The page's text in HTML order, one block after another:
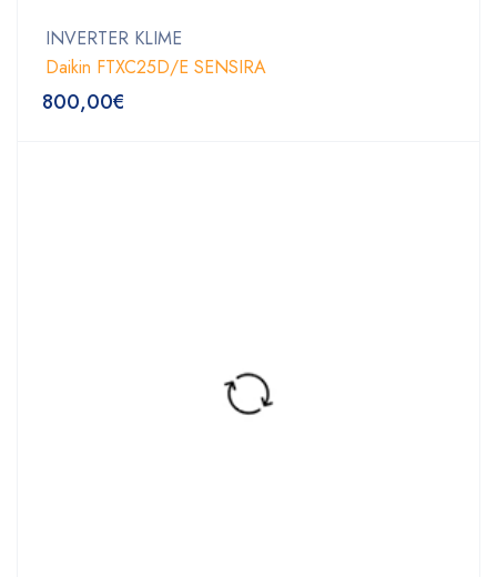
INVERTER KLIME
Daikin FTXC25D/E SENSIRA
800,00€